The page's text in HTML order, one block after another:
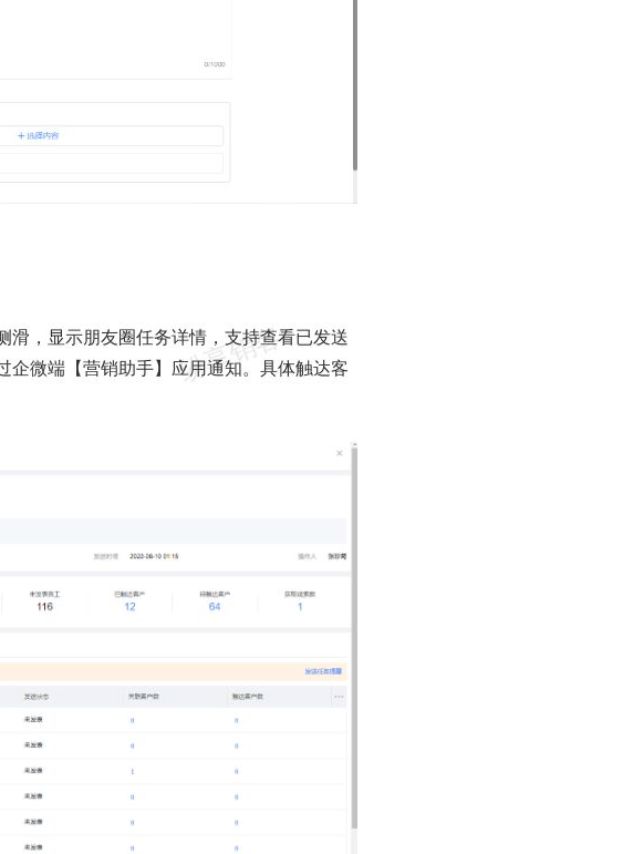
滑，显示朋友圈任务详情，支持查看已发送
微端【营销助手】应用通知。具体触达客